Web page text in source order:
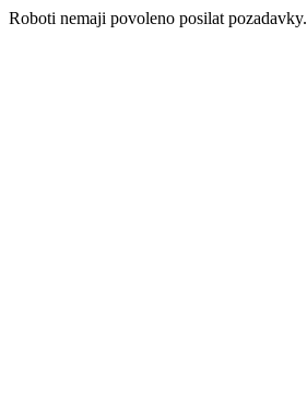
Roboti nemaji povoleno posilat pozadavky.